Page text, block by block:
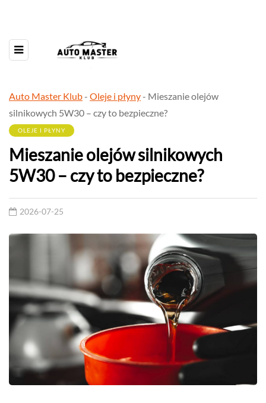
Auto Master Klub- Oleje i płyny- Mieszanie olejów
silnikowych 5W30 – czy to bezpieczne?
OLEJE I PŁYNY
Mieszanie olejów silnikowych
5W30 – czy to bezpieczne?
2026-07-25